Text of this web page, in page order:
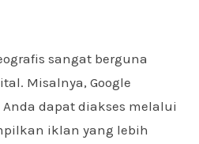
sangat berguna
Misalnya, Google
dapat diakses melalui
iklan yang lebih